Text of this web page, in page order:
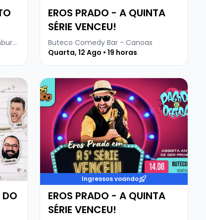
Buteco Comedy Bar - Novo Hamburgo
EROS PRADO - A QUINTA
SÉRIE VENCEU!
Buteco Comedy Bar - Canoas
Quarta, 12 Ago • 19 horas
DO PRETINHO BÁSICO
Veja mais sobre EROS PRADO - A QUINTA
Ingressos voando
EROS PRADO - A QUINTA
SÉRIE VENCEU!